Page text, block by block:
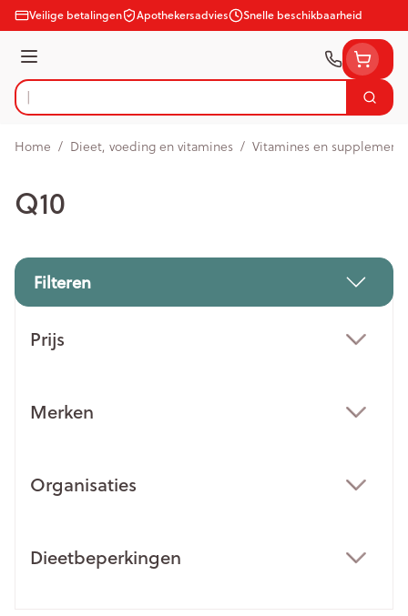
Ga naar de inhoud
Veilige betalingen Apothekersadvies Snelle beschikbaarheid
Menu
Product, merk, categorie...
Zoek
Home / Dieet, voeding en vitamines / Vitamines en
Q10
Filteren
Prijs
Merken
Organisaties
Dieetbeperkingen